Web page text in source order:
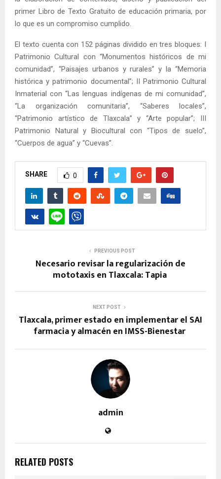
primer Libro de Texto Gratuito de educación primaria, por
lo que es un compromiso cumplido.
El texto cuenta con 152 páginas dividido en tres bloques: I
Patrimonio Cultural con “Monumentos históricos de mi
comunidad”, “Paisajes urbanos y rurales” y la “Memoria
histórica y patrimonio documental”; II Patrimonio Cultural
Inmaterial con “Las lenguas indígenas de mi comunidad”,
“La organización comunitaria”, “Saberes locales”,
“Patrimonio artístico de Tlaxcala” y “Arte popular”; III
Patrimonio Natural y Biocultural con “Tipos de suelo”,
“Cuerpos de agua” y “Cuevas”.
SHARE 0
PREVIOUS POST
Necesario revisar la regularización de
mototaxis en Tlaxcala: Tapia
NEXT POST
Tlaxcala, primer estado en implementar el SAI
farmacia y almacén en IMSS-Bienestar
admin
RELATED POSTS